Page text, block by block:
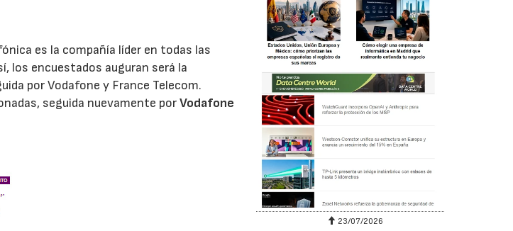
es la compañía líder en todas las
los encuestados auguran será la
por Vodafone y France Telecom.
seguida nuevamente porVodafone
23/07/2026